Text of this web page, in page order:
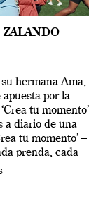
ZALANDO
hermana Ama,
por la
tu momento’
a diario de una
tu momento’ –
prenda, cada
[…]